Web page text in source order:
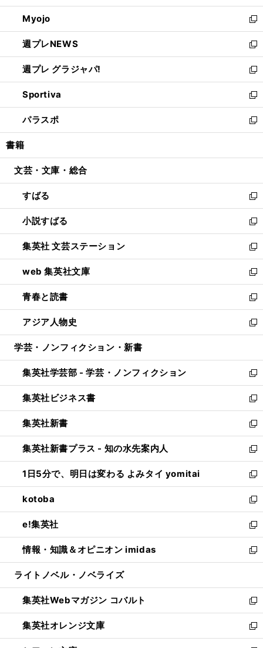
開
く
ウ
で
開
く
ン
ド
ウ
で
開
く
ウ
ィ
ン
ド
ウ
で
開
く
Myojo
新
し
い
ウ
ィ
ン
ド
ウ
で
開
週プレNEWS
新
し
い
ウ
ィ
ン
ド
ウ
開
週プレ グラジャパ!
新
し
い
ウ
ィ
ン
ウ
開
く
Sportiva
新
し
い
ウ
ン
ウ
で
開
く
パラスポ
新
し
ウ
ン
ド
ウ
で
開
く
書籍
文芸・文庫・総合
すばる
新
し
い
ウ
ィ
ン
ド
ウ
で
開
く
小説すばる
新
し
い
ウ
ィ
ン
ド
ウ
で
開
集英社 文芸ステーション
新
し
い
ウ
ィ
ン
ド
ウ
開
く
web 集英社文庫
新
し
い
ウ
ィ
ン
ウ
で
開
く
青春と読書
新
し
い
ウ
ン
ド
ウ
で
開
く
アジア人物史
新
し
ウ
ィ
ン
ド
ウ
で
開
く
学芸・ノンフィクション・新書
集英社学芸部 - 学芸・ノンフィクション
新
し
い
ウ
ィ
ン
ド
ウ
で
開
く
集英社ビジネス書
新
し
い
ウ
ィ
ン
ド
ウ
で
開
く
集英社新書
新
し
い
ウ
ィ
ン
ド
ウ
で
開
く
集英社新書プラス - 知の水先案内人
新
し
い
ウ
ィ
ン
ド
ウ
で
開
1日5分で、明日は変わる よみタイ yomitai
新
し
い
ウ
ィ
ン
ド
ウ
開
く
kotoba
新
し
い
ウ
ィ
ン
ウ
で
開
く
e!集英社
新
し
い
ウ
ン
ド
ウ
で
開
情報・知識＆オピニオン imidas
新
し
ウ
ィ
ン
ド
ウ
ライトノベル・ノベライズ
集英社Webマガジン コバルト
新
し
い
ウ
集英社オレンジ文庫
新
し